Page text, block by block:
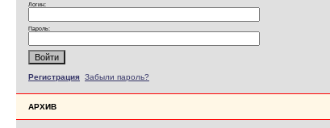
Логин:
Пароль:
Регистрация Забыли пароль?
АРХИВ